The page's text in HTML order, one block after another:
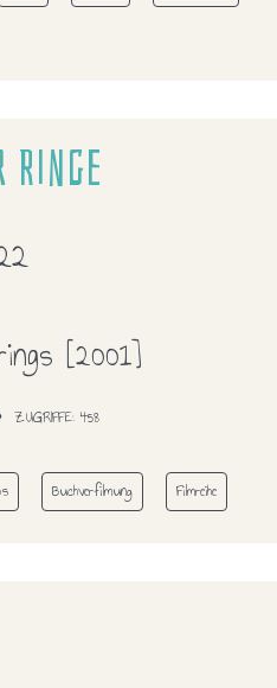
[2001]
ZUGRIFFE: 458
Buchverfilmung Filmreihe